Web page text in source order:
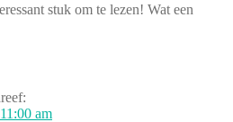
stuk om te lezen! Wat een
am